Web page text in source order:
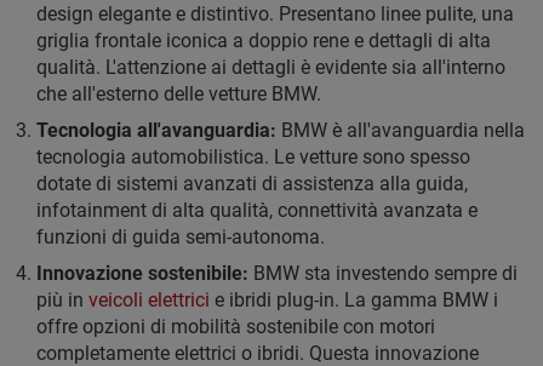
design elegante e distintivo. Presentano linee pulite, una
griglia frontale iconica a doppio rene e dettagli di alta
qualità. L'attenzione ai dettagli è evidente sia all'interno
che all'esterno delle vetture BMW.
Tecnologia all'avanguardia: BMW è all'avanguardia nella
tecnologia automobilistica. Le vetture sono spesso
dotate di sistemi avanzati di assistenza alla guida,
infotainment di alta qualità, connettività avanzata e
funzioni di guida semi-autonoma.
Innovazione sostenibile: BMW sta investendo sempre di
più in veicoli elettrici e ibridi plug-in. La gamma BMW i
offre opzioni di mobilità sostenibile con motori
completamente elettrici o ibridi. Questa innovazione